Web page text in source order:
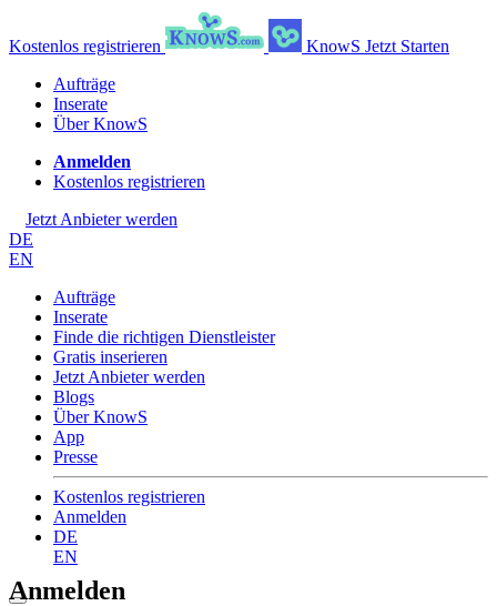
Kostenlos registrieren KnowS Jetzt Starten
Aufträge
Inserate
Über KnowS
Anmelden
Kostenlos registrieren
Jetzt Anbieter werden
DE
EN
Aufträge
Inserate
Finde die richtigen Dienstleister
Gratis inserieren
Jetzt Anbieter werden
Blogs
Über KnowS
App
Presse
Kostenlos registrieren
Anmelden
DE
EN
Anmelden